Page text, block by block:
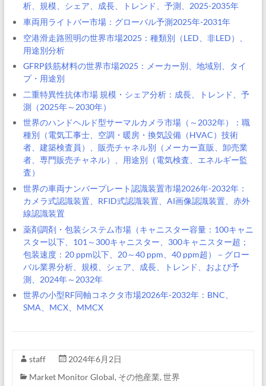
析、規模、シェア、成長、トレンド、予測、2025-2035年
車両用ライトバー市場：グローバル予測2025年-2031年
空港滑走路照明の世界市場2025：種類別（LED、非LED）、
用途別分析
GFRP鉄筋材料の世界市場2025：メーカー別、地域別、タイ
プ・用途別
二重特異性抗体市場 規模・シェア分析：成長、トレンド、予
測（2025年～2030年）
世界のハンドヘルド型サーマルカメラ市場（～2032年）：職
種別（電気工事士、空調・暖房・換気設備（HVAC）技術
者、建築検査員）、販売チャネル別（メーカー直販、卸売業
者、専門販売チャネル）、用途別（電気検査、エネルギー監
査）
世界の車両ナンバープレート認識装置市場2026年-2032年：
カメラ式認識装置、RFID式認識装置、AI画像認識装置、赤外
線認識装置
薬剤調剤・包装システム市場（キャニスター容量：100キャニ
スター以下、101～300キャニスター、300キャニスター超；
包装速度：20 ppm以下、20～40 ppm、40 ppm超）－グロー
バル業界分析、規模、シェア、成長、トレンド、および予
測、2024年～2032年
世界の小型RF同軸コネクタ市場2026年-2032年：BNC、
SMA、MCX、MMCX
staff
2024年6月2日
Market Monitor Global, その他産業, 世界